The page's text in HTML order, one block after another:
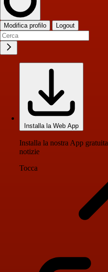
Modifica profilo Logout
Installa la Web App
Installa la nostra App
notizie
Tocca